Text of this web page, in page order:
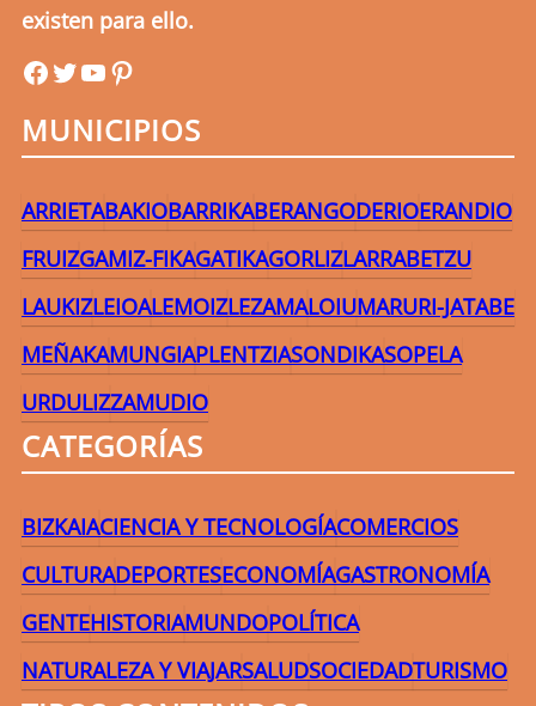
existen para ello.
uribefmuribefmYouTube Pinterest
MUNICIPIOS
ARRIETABAKIOBARRIKABERANGODERIOERANDIO
FRUIZGAMIZ-FIKAGATIKAGORLIZLARRABETZU
LAUKIZLEIOALEMOIZLEZAMALOIUMARURI-JATABE
MEÑAKAMUNGIAPLENTZIASONDIKASOPELA
URDULIZZAMUDIO
CATEGORÍAS
BIZKAIACIENCIA Y TECNOLOGÍACOMERCIOS
CULTURADEPORTESECONOMÍAGASTRONOMÍA
GENTEHISTORIAMUNDOPOLÍTICA
NATURALEZA Y VIAJARSALUDSOCIEDADTURISMO